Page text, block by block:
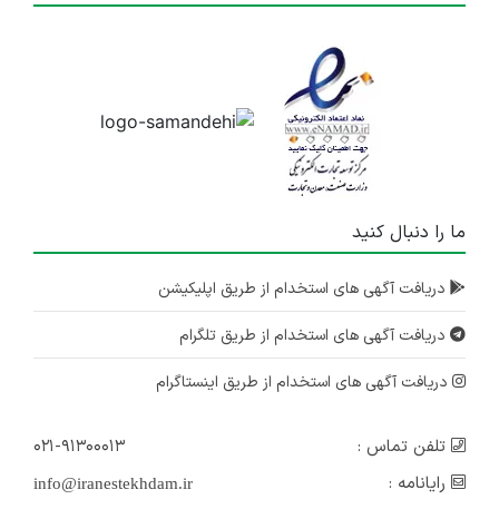
ما را دنبال کنید
دریافت آگهی های استخدام از طریق اپلیکیشن
دریافت آگهی های استخدام از طریق تلگرام
دریافت آگهی های استخدام از طریق اینستاگرام
تلفن تماس :
۰۲۱-۹۱۳۰۰۰۱۳
رایانامه :
info@iranestekhdam.ir